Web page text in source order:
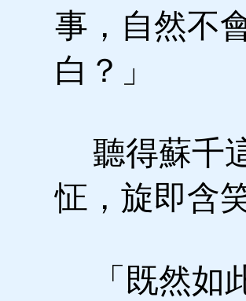
事，自然不
白？」
聽得蘇千
怔，旋即含
「既然如